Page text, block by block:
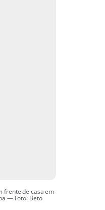
frente de casa em
— Foto: Beto